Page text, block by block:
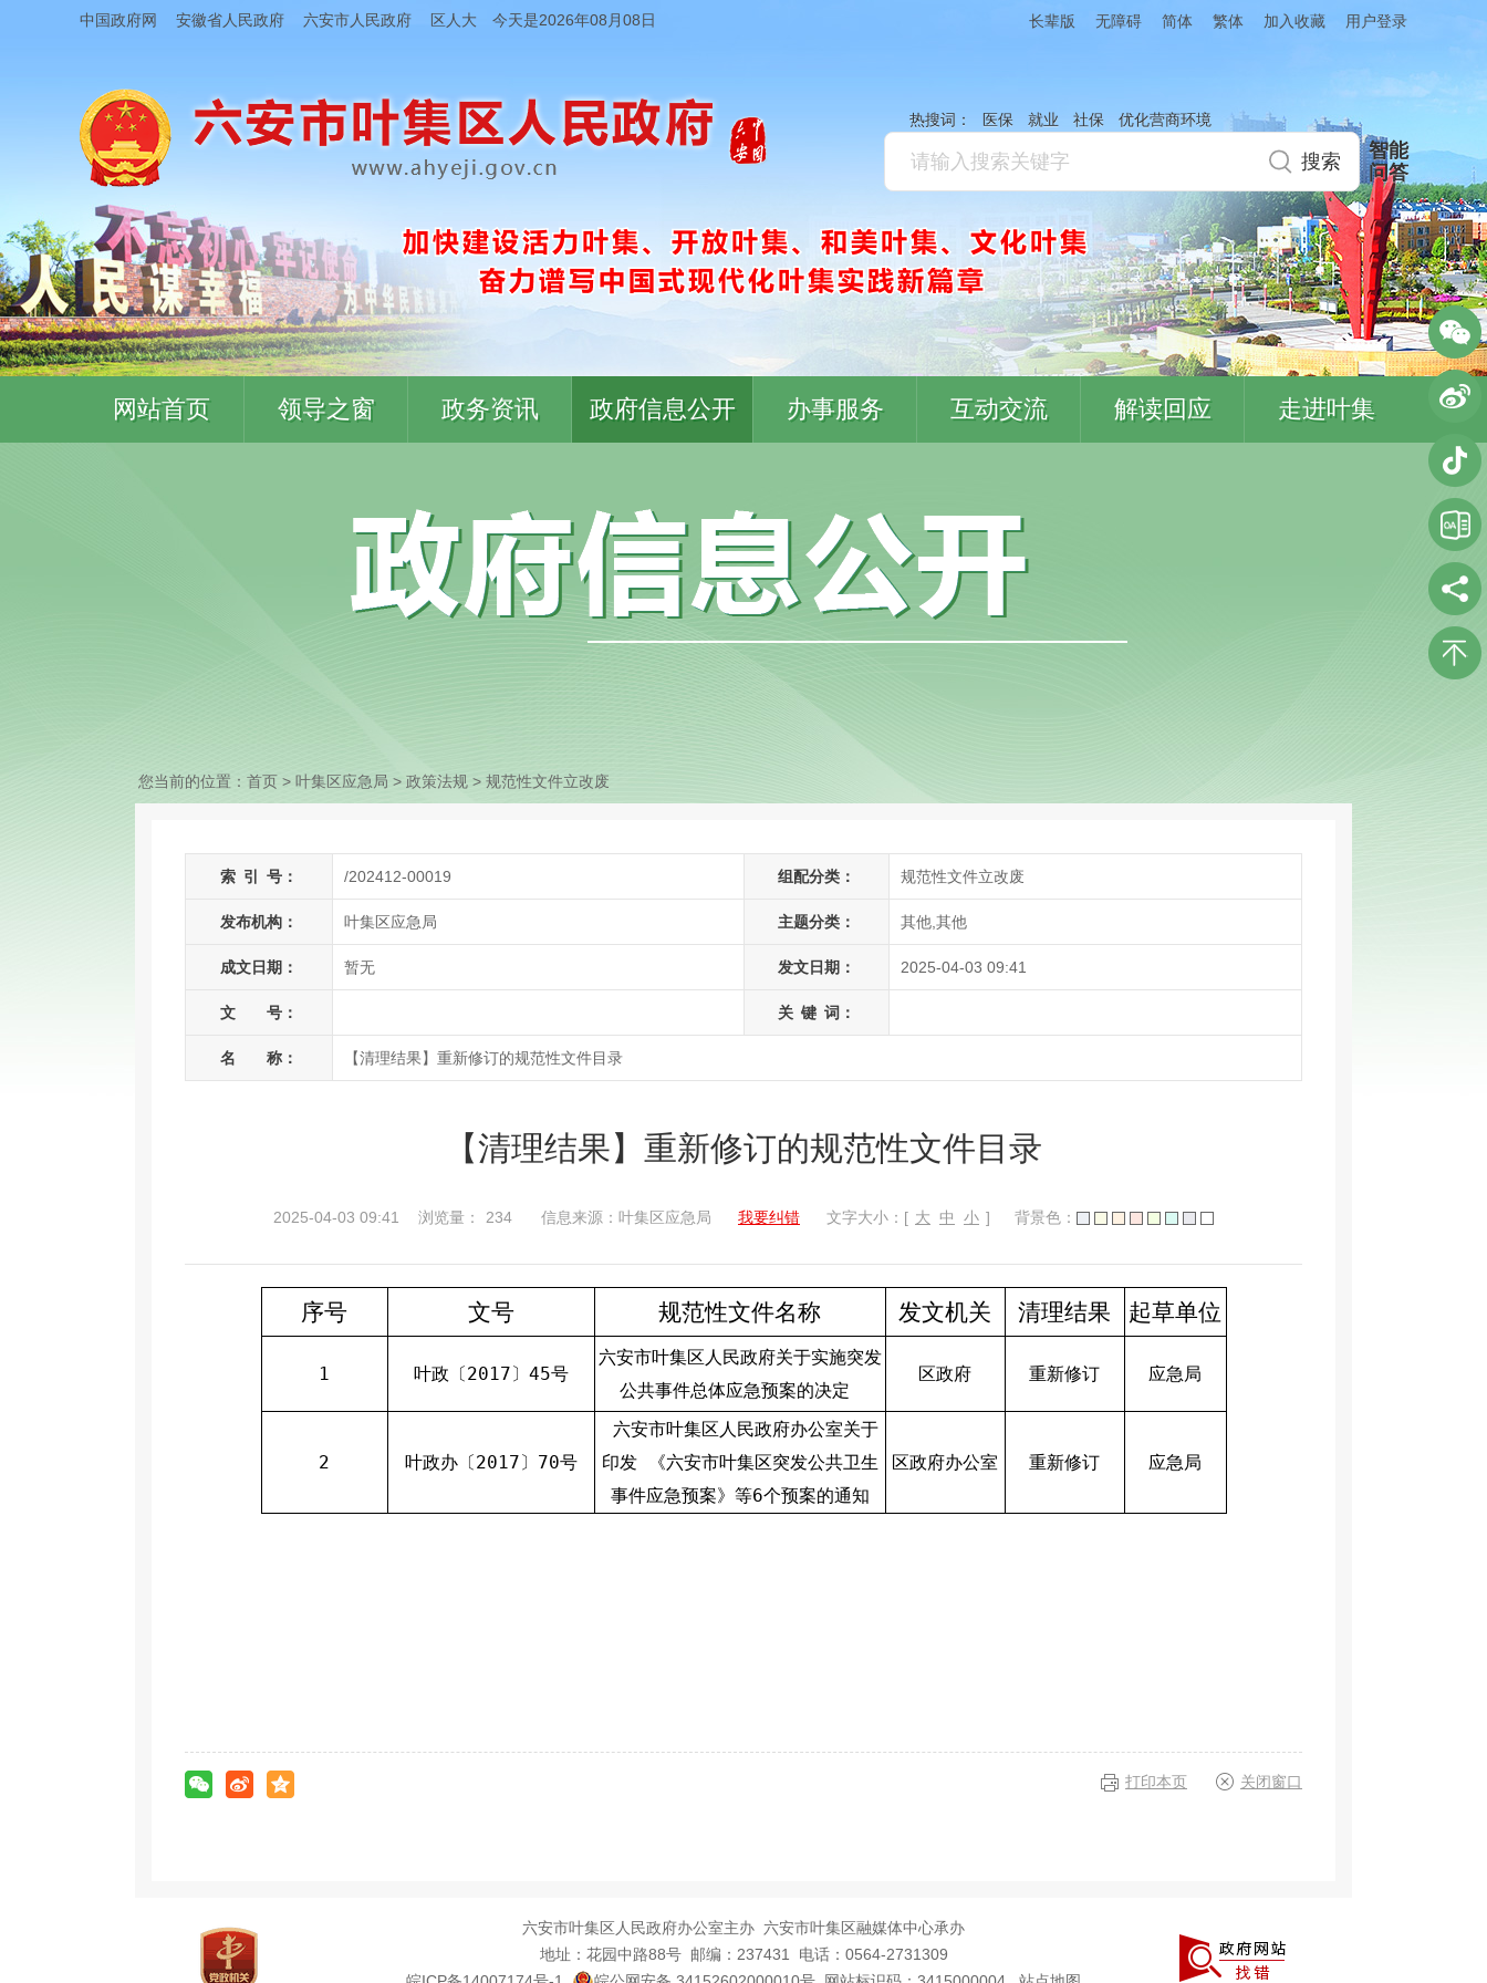
中国政府网 安徽省人民政府 六安市人民政府 区人大 今天是2026年08月08日 长辈版 无障碍 简体 繁体 加入收藏 用户登录
热搜词： 医保 就业 社保 优化营商环境
智能
问答
网站首页 领导之窗 政务资讯 政府信息公开 办事服务 互动交流 解读回应 走进叶集
您当前的位置： 首页> 叶集区应急局 > 政策法规 > 规范性文件立改废
索 引 号： /202412-00019 组配分类： 规范性文件立改废
发布机构： 叶集区应急局 主题分类： 其他,其他
成文日期： 暂无 发文日期： 2025-04-03 09:41
文 号： 关 键 词：
名 称： 【清理结果】重新修订的规范性文件目录
【清理结果】重新修订的规范性文件目录
2025-04-03 09:41 浏览量： 234 信息来源：叶集区应急局 我要纠错 文字大小：[ 大 中 小 ] 背景色：
序号 文号 规范性文件名称 发文机关 清理结果 起草单位
1 叶政〔2017〕45号
六安市叶集区人民政府关于实施突发
公共事件总体应急预案的决定
区政府 重新修订 应急局
2 叶政办〔2017〕70号
六安市叶集区人民政府办公室关于
印发 《六安市叶集区突发公共卫生
事件应急预案》等6个预案的通知
区政府办公室 重新修订 应急局
打印本页 关闭窗口
六安市叶集区人民政府办公室主办 六安市叶集区融媒体中心承办
地址：花园中路88号 邮编：237431 电话：0564-2731309